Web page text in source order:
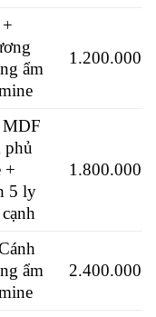
ẩm
1.200.000
MDF
phủ
+
5 ly
1.800.000
ẩm
2.400.000